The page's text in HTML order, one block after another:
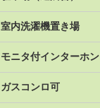
室内洗濯機置き場
モニタ付インターホン
ガスコンロ可